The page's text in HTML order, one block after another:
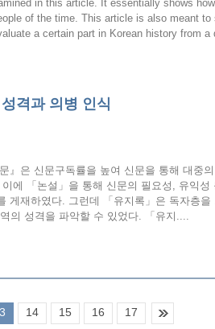
in this article. It essentially shows
of the time. This article is also meant to
a certain part in Korean history from a
격과 의병 인식
』은 신문구독률을 높여 신문을 통해 대중
에 「논설」을 통해 신문의 필요성, 유익성
게재하였다. 그런데 「유지록」은 독자층을
의 성격을 파악할 수 있었다. 「유지....
14 15 16 17